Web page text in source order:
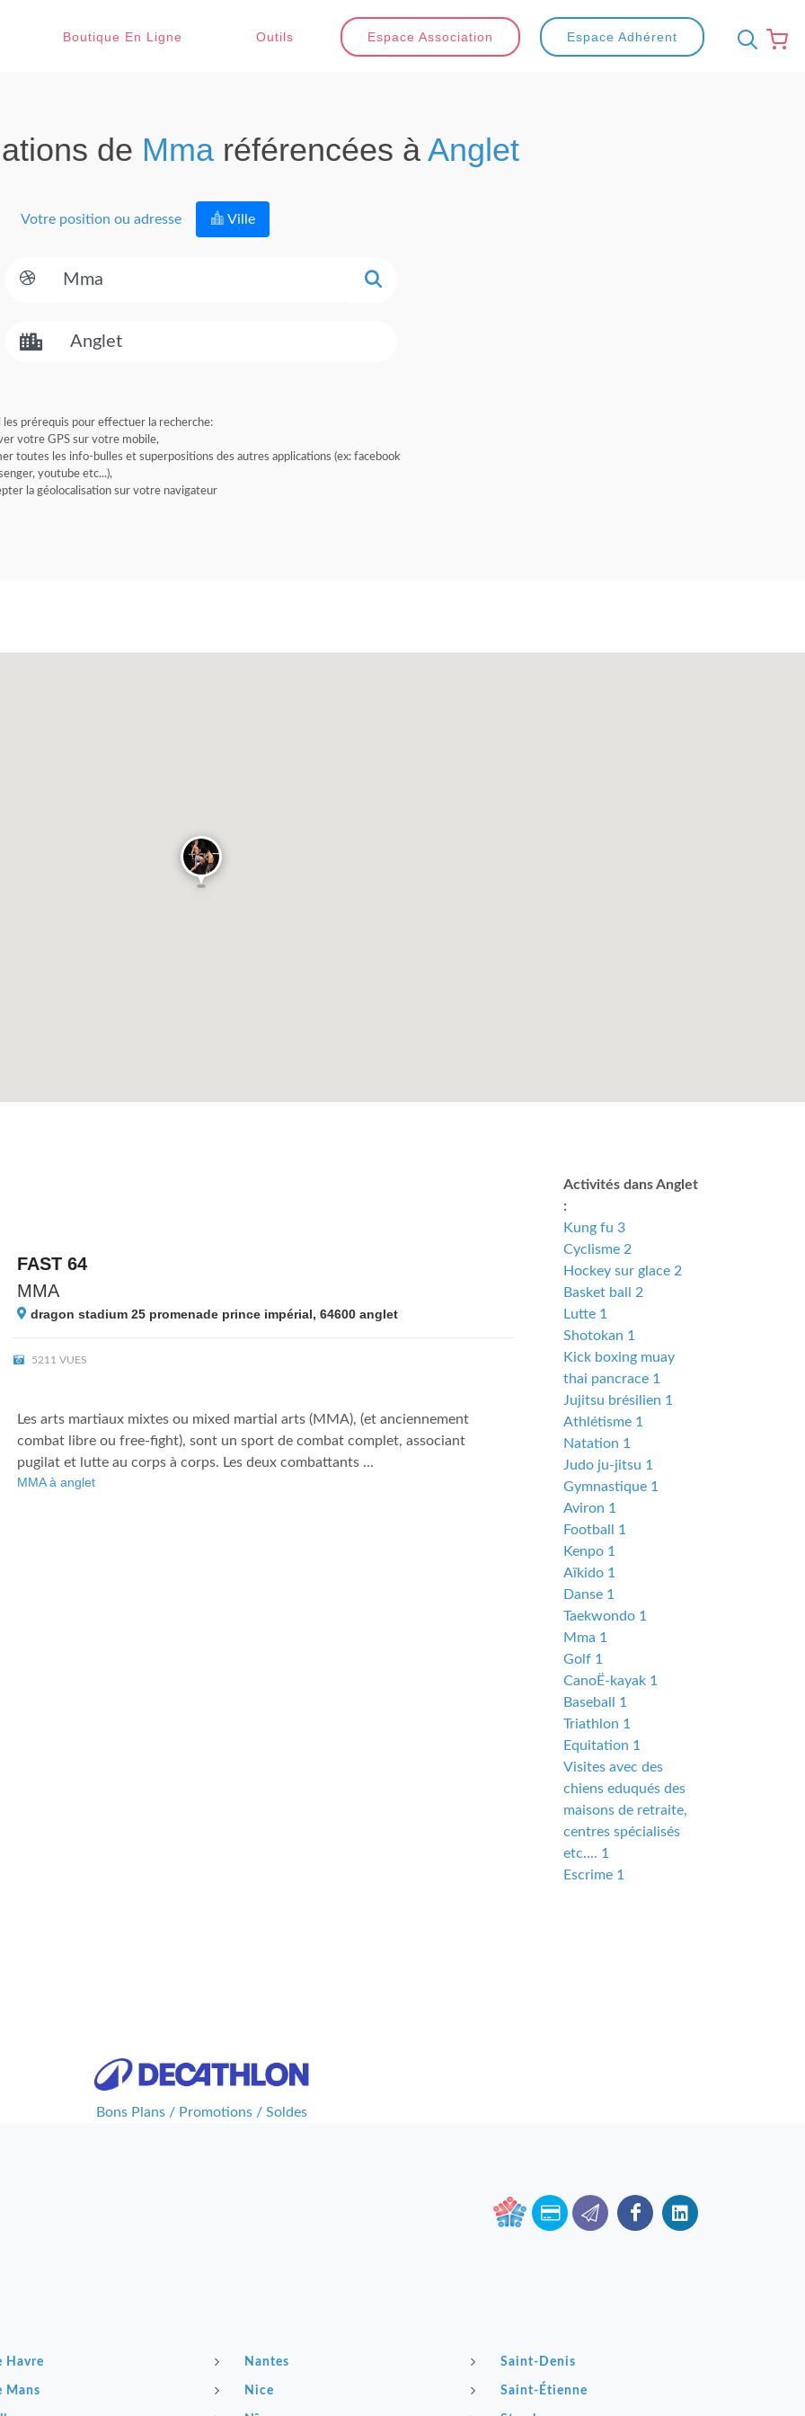
Boutique En Ligne Outils Espace Association Espace Adhérent
de Mma référencées àAnglet
Votre position ou adresse Ville
les prérequis pour effectuer la recherche:
votre GPS sur votre mobile,
toutes les info-bulles et superpositions des autres applications (ex: facebook
youtube etc...),
la géolocalisation sur votre navigateur
FAST 64
MMA
dragon stadium 25 promenade prince impérial, 64600anglet
5211 VUES
Les arts martiaux mixtes ou mixed martial arts (MMA), (et anciennement
combat libre ou free-fight), sont un sport de combat complet, associant
pugilat et lutte au corps à corps. Les deux combattants ...
MMA à anglet
Activités dans Anglet
:
Kung fu 3
Cyclisme 2
Hockey sur glace 2
Basket ball 2
Lutte 1
Shotokan 1
Kick boxing muay
thai pancrace 1
Jujitsu brésilien 1
Athlétisme 1
Natation 1
Judo ju-jitsu 1
Gymnastique 1
Aviron 1
Football 1
Kenpo 1
Aïkido 1
Danse 1
Taekwondo 1
Mma 1
Golf 1
CanoË-kayak 1
Baseball 1
Triathlon 1
Equitation 1
Visites avec des
chiens eduqués des
maisons de retraite,
centres spécialisés
etc.... 1
Escrime 1
Bons Plans / Promotions / Soldes
Havre
Mans
Nantes
Nice
Saint-Denis
Saint-Étienne